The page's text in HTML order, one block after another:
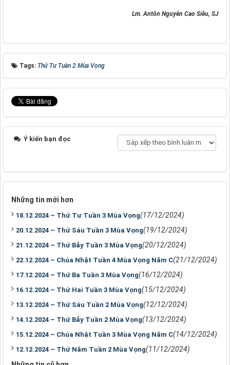
Lm. Antôn Nguyễn Cao Siêu, SJ
Tags: Thứ Tư Tuần 2 Mùa Vọng
Ý kiến bạn đọc
Những tin mới hơn
18.12.2024 – Thứ Tư Tuần 3 Mùa Vọng(17/12/2024)
20.12.2024 – Thứ Sáu Tuần 3 Mùa Vọng(19/12/2024)
21.12.2024 – Thứ Bảy Tuần 3 Mùa Vọng(20/12/2024)
22.12.2024 – Chúa Nhật Tuần 4 Mùa Vọng Năm C(21/12/2024)
17.12.2024 – Thứ Ba Tuần 3 Mùa Vọng(16/12/2024)
16.12.2024 – Thứ Hai Tuần 3 Mùa Vọng(15/12/2024)
13.12.2024 – Thứ Sáu Tuần 2 Mùa Vọng(12/12/2024)
14.12.2024 – Thứ Bảy Tuần 2 Mùa Vọng(13/12/2024)
15.12.2024 – Chúa Nhật Tuần 3 Mùa Vọng Năm C(14/12/2024)
12.12.2024 – Thứ Năm Tuần 2 Mùa Vọng(11/12/2024)